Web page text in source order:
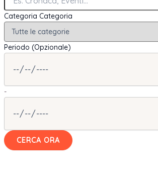
Categoria Categoria
Periodo (Opzionale)
-
CERCA ORA